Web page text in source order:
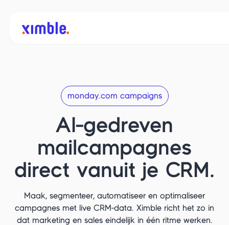
monday.com campaigns
AI-gedreven
mailcampagnes
direct vanuit je CRM.
Maak, segmenteer, automatiseer en optimaliseer
campagnes met live CRM-data. Ximble richt het zo in
dat marketing en sales eindelijk in één ritme werken.